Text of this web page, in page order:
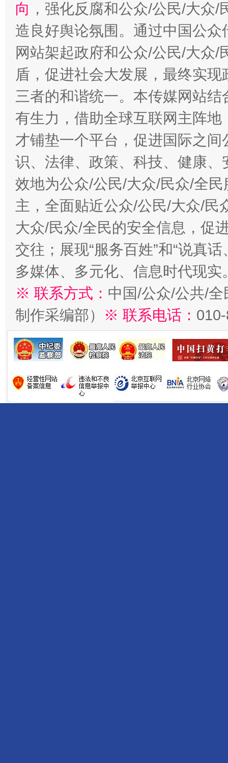
向 ，强化反腐和公众/公民/大众
造良好舆论氛围。通过中国公
网站架起政府和公众/公民/大众
盾，促进社会大发展，最终实
三者的和谐统一。本传媒网站
有生力，借助全球互联网主阵
才铺垫一个平台，促进国际之
识、法律、政策、科技、健康
效地为公众/公民/大众/民众/全
主，全面贴近公众/公民/大众/民
大众/民众/全民的安全信息，促
交往；展现“服务百姓”和“说真
多媒体、多元化、信息时代现实
※ 联系方式： 中国/公众/公共/
制作采编部）
※ 联系电话：